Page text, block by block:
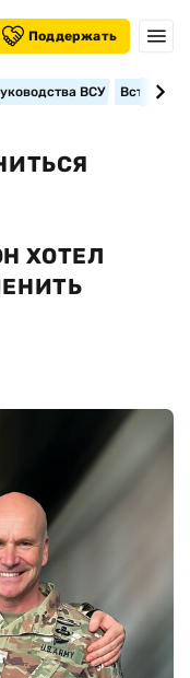
Поддержать
ВСУ
ХОТЕЛ